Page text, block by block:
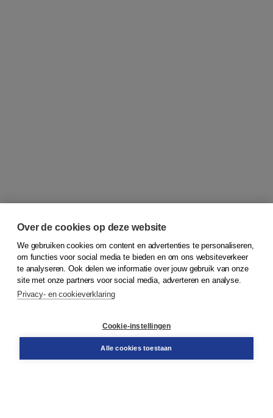
© 2026Koninklijke Boom uitgevers
Bestellen
Over de cookies op deze website
We gebruiken cookies om content en advertenties te personaliseren,
om functies voor social media te bieden en om ons websiteverkeer
te analyseren. Ook delen we informatie over jouw gebruik van onze
site met onze partners voor social media, adverteren en analyse.
Privacy- en cookieverklaring
Cookie-instellingen
Alle cookies toestaan